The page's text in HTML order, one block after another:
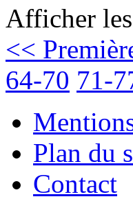
Afficher
<<
64-70 71-
Plan du
Contact